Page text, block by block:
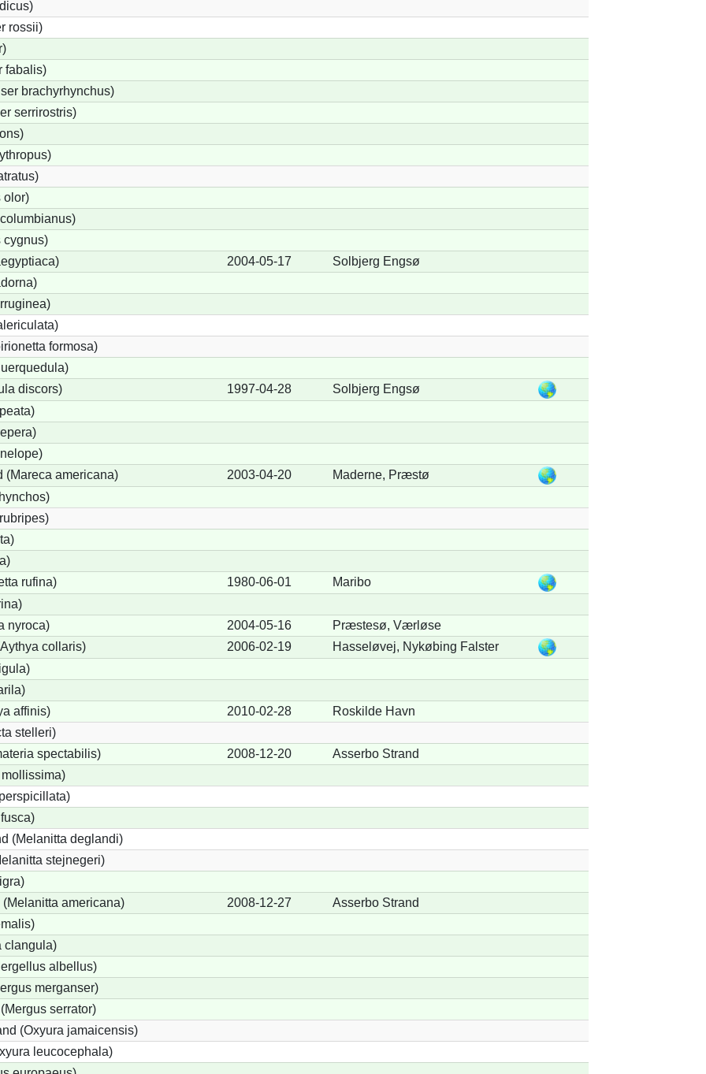
rossii)
fabalis)
brachyrhynchus)
serrirostris)
olor)
cygnus)
2004-05-17
Solbjerg Engsø
formosa)
discors)
1997-04-28
Solbjerg Engsø
(Mareca americana)
2003-04-20
Maderne, Præstø
rufina)
1980-06-01
Maribo
nyroca)
2004-05-16
Præstesø, Værløse
collaris)
2006-02-19
Hasseløvej, Nykøbing Falster
affinis)
2010-02-28
Roskilde Havn
stelleri)
spectabilis)
2008-12-20
Asserbo Strand
(Melanitta deglandi)
stejnegeri)
americana)
2008-12-27
Asserbo Strand
clangula)
albellus)
merganser)
serrator)
(Oxyura jamaicensis)
leucocephala)